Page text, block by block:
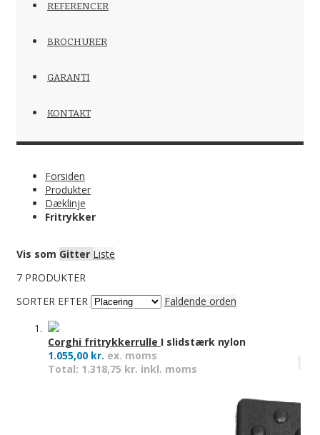
REFERENCER
BROCHURER
GARANTI
KONTAKT
Forsiden
Produkter
Dæklinje
Fritrykker
Vis som Gitter Liste
7 PRODUKTER
SORTER EFTER
Faldende orden
Corghi fritrykkerrulle I slidstærk nylon
1.055,00 kr. ex. moms
Total: 1.318,75 kr. inkl. moms